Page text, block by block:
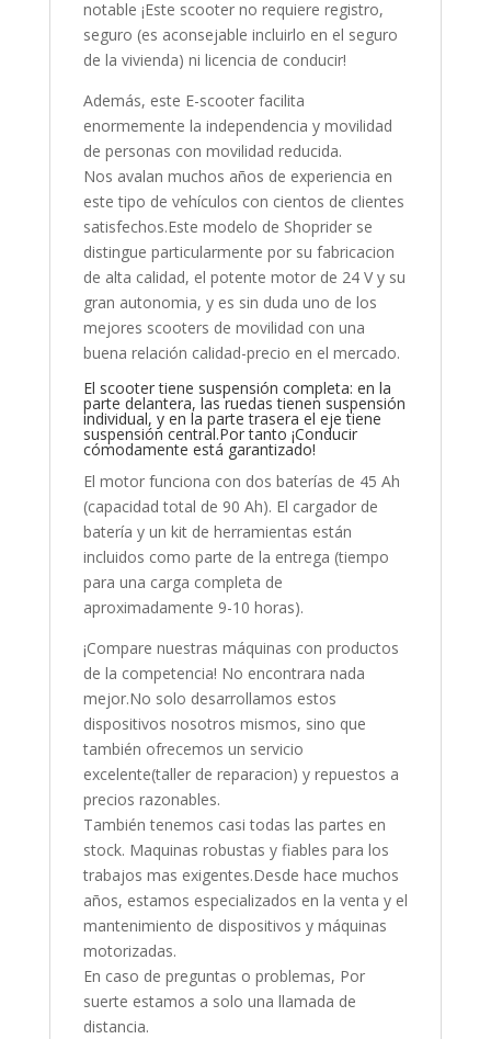
notable ¡Este scooter no requiere registro,
seguro (es aconsejable incluirlo en el seguro
de la vivienda) ni licencia de conducir!
Además, este E-scooter facilita
enormemente la independencia y movilidad
de personas con movilidad reducida.
Nos avalan muchos años de experiencia en
este tipo de vehículos con cientos de clientes
satisfechos.Este modelo de Shoprider se
distingue particularmente por su fabricacion
de alta calidad, el potente motor de 24 V y su
gran autonomia, y es sin duda uno de los
mejores scooters de movilidad con una
buena relación calidad-precio en el mercado.
El scooter tiene suspensión completa: en la
parte delantera, las ruedas tienen suspensión
individual, y en la parte trasera el eje tiene
suspensión central.Por tanto ¡Conducir
cómodamente está garantizado!
El motor funciona con dos baterías de 45 Ah
(capacidad total de 90 Ah). El cargador de
batería y un kit de herramientas están
incluidos como parte de la entrega (tiempo
para una carga completa de
aproximadamente 9-10 horas).
¡Compare nuestras máquinas con productos
de la competencia! No encontrara nada
mejor.No solo desarrollamos estos
dispositivos nosotros mismos, sino que
también ofrecemos un servicio
excelente(taller de reparacion) y repuestos a
precios razonables.
También tenemos casi todas las partes en
stock. Maquinas robustas y fiables para los
trabajos mas exigentes.Desde hace muchos
años, estamos especializados en la venta y el
mantenimiento de dispositivos y máquinas
motorizadas.
En caso de preguntas o problemas, Por
suerte estamos a solo una llamada de
distancia.